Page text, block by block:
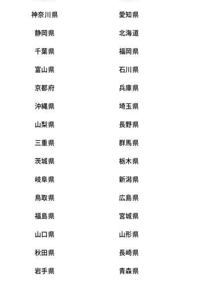
神奈川県 愛知県
静岡県 北海道
千葉県 福岡県
富山県 石川県
京都府 兵庫県
沖縄県 埼玉県
山梨県 長野県
三重県 群馬県
茨城県 栃木県
岐阜県 新潟県
鳥取県 広島県
福島県 宮城県
山口県 山形県
秋田県 長崎県
岩手県 青森県